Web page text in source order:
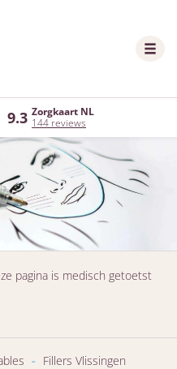
9.3 Zorgkaart NL
144 reviews
pagina is medisch getoetst
- Fillers Vlissingen